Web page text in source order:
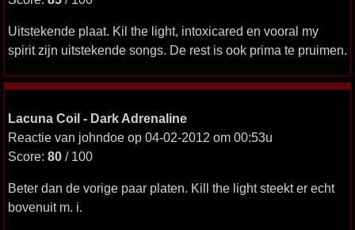
Uitstekende plaat. Kil the light, intoxicared en vooral my
spirit zijn uitstekende songs. De rest is ook prima te pruimen.
Lacuna Coil - Dark Adrenaline
Reactie van johndoe op 04-02-2012 om 00:53u
Score: 80 / 100
Beter dan de vorige paar platen. Kill the light steekt er echt
bovenuit m. i.